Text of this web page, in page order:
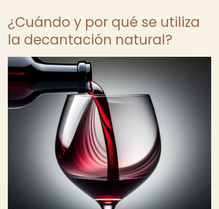
¿Cuándo y por qué se utiliza
la decantación natural?